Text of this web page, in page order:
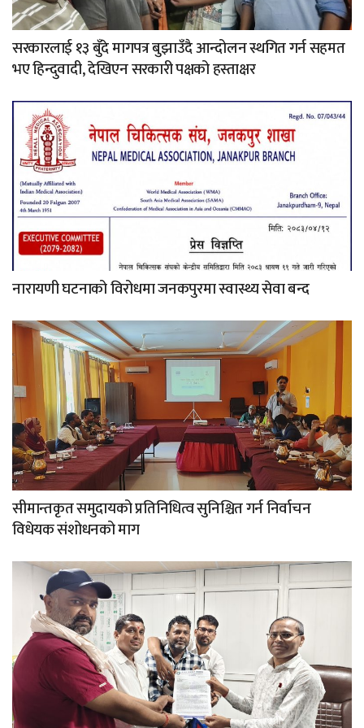
सरकारलाई १३ बुँदे मागपत्र बुझाउँदै आन्दोलन स्थगित गर्न सहमत
भए हिन्दुवादी, देखिएन सरकारी पक्षको हस्ताक्षर
नारायणी घटनाको विरोधमा जनकपुरमा स्वास्थ्य सेवा बन्द
सीमान्तकृत समुदायको प्रतिनिधित्व सुनिश्चित गर्न निर्वाचन
विधेयक संशोधनको माग